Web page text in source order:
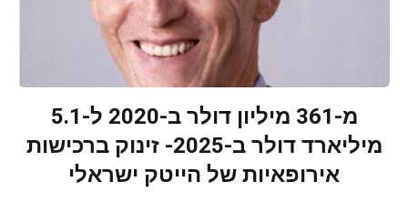
מ-361 מיליון דולר ב-2020 ל-5.1
מיליארד דולר ב-2025- זינוק ברכישות
אירופאיות של הייטק ישראלי